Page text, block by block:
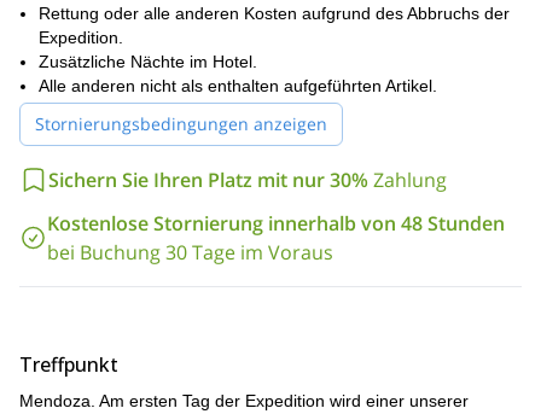
Rettung oder alle anderen Kosten aufgrund des Abbruchs der
Expedition.
Zusätzliche Nächte im Hotel.
Alle anderen nicht als enthalten aufgeführten Artikel.
Stornierungsbedingungen anzeigen
Sichern Sie Ihren Platz mit nur 30%Zahlung
Kostenlose Stornierung innerhalb von 48 Stunden
bei Buchung 30 Tage im Voraus
Treffpunkt
Mendoza. Am ersten Tag der Expedition wird einer unserer